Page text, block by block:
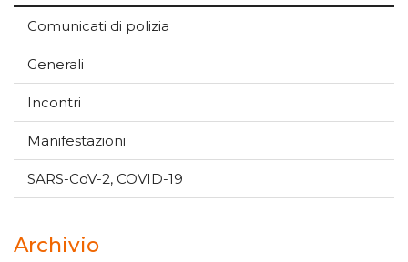
Comunicati di polizia
Generali
Incontri
Manifestazioni
SARS-CoV-2, COVID-19
Archivio